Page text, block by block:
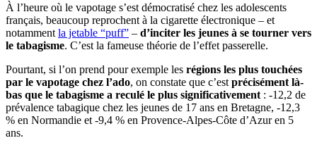
À l’heure où le vapotage s’est démocratisé chez les adolescents
français, beaucoup reprochent à la cigarette électronique – et
notamment la jetable “puff” – d’inciter les jeunes à se tourner vers
le tabagisme. C’est la fameuse théorie de l’effet passerelle.
Pourtant, si l’on prend pour exemple les régions les plus touchées
par le vapotage chez l’ado, on constate que c’est précisément là-
bas que le tabagisme a reculé le plus significativement : -12,2 de
prévalence tabagique chez les jeunes de 17 ans en Bretagne, -12,3
% en Normandie et -9,4 % en Provence-Alpes-Côte d’Azur en 5
ans.